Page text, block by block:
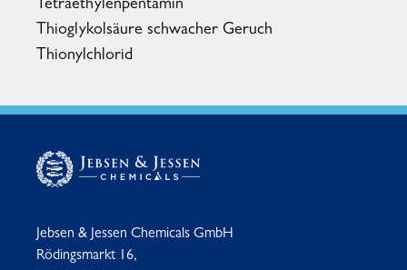
Tetraethylenpentamin
Thioglykolsäure schwacher Geruch
Thionylchlorid
Jebsen & Jessen Chemicals GmbH
Rödingsmarkt 16,